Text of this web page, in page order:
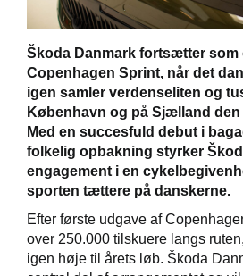
Danmarks
Škoda Danmark fortsætter som
Copenhagen Sprint, når det
igen samler verdenseliten og
København og på Sjælland den
Med en succesfuld debut i
folkelig opbakning styrker
engagement i en
sporten tættere på danskerne.
Efter første udgave af
over 250.000 tilskuere langs
igen høje til årets løb. Škoda